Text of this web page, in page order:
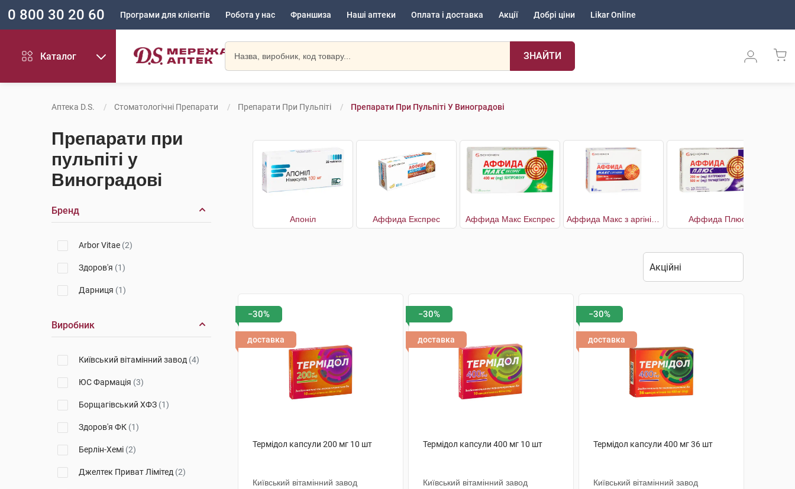
0 800 30 20 60 Програми для клієнтів Робота у нас Франшиза Наші аптеки Оплата і доставка Акції Добрі ціни Likar Online
Каталог ЗНАЙТИ
Аптека D.S. Стоматологічні Препарати Препарати При Пульпіті Препарати При Пульпіті У Виноградові
Препарати при
пульпіті у
Виноградові
Бренд
Arbor Vitae (2)
Здоров'я (1)
Дарниця (1)
Виробник
Київський вітамінний завод (4)
ЮС Фармація (3)
Борщагівський ХФЗ (1)
Здоров'я ФК (1)
Берлін-Хемі (2)
Джелтек Приват Лімітед (2)
Апоніл Аффида Експрес Аффида Макс Експрес Аффида Плюс
−30%
доставка
Термідол капсули 200 мг 10 шт
Київський вітамінний завод
−30%
доставка
Термідол капсули 400 мг 10 шт
Київський вітамінний завод
−30%
доставка
Термідол капсули 400 мг 36 шт
Київський вітамінний завод